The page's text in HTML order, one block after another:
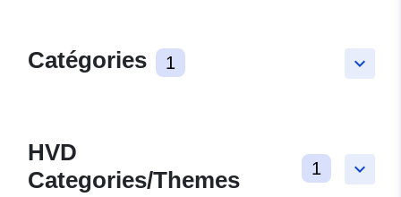
keyboard_arrow_down
Catégories 1
keyboard_arrow_down
HVD
Categories/Themes
1